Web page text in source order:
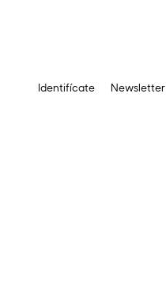
Identifícate Newsletter